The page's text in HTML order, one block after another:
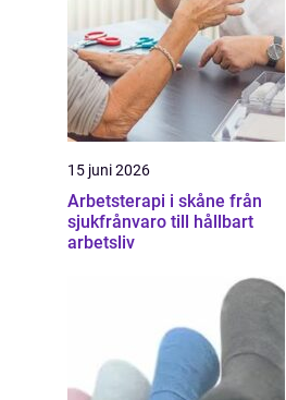
15 juni 2026
Arbetsterapi i skåne från
sjukfrånvaro till hållbart
arbetsliv